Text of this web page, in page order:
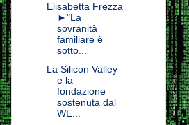
Elisabetta Frezza
►"La
sovranità
familiare è
sotto...
La Silicon Valley
e la
fondazione
sostenuta dal
WE...